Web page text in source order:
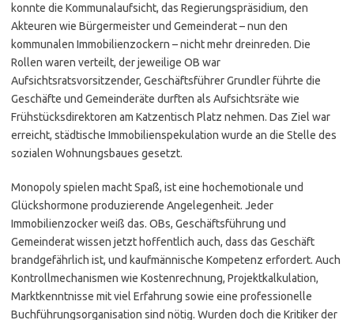
konnte die Kommunalaufsicht, das Regierungspräsidium, den
Akteuren wie Bürgermeister und Gemeinderat – nun den
kommunalen Immobilienzockern – nicht mehr dreinreden. Die
Rollen waren verteilt, der jeweilige OB war
Aufsichtsratsvorsitzender, Geschäftsführer Grundler führte die
Geschäfte und Gemeinderäte durften als Aufsichtsräte wie
Frühstücksdirektoren am Katzentisch Platz nehmen. Das Ziel war
erreicht, städtische Immobilienspekulation wurde an die Stelle des
sozialen Wohnungsbaues gesetzt.
Monopoly spielen macht Spaß, ist eine hochemotionale und
Glückshormone produzierende Angelegenheit. Jeder
Immobilienzocker weiß das. OBs, Geschäftsführung und
Gemeinderat wissen jetzt hoffentlich auch, dass das Geschäft
brandgefährlich ist, und kaufmännische Kompetenz erfordert. Auch
Kontrollmechanismen wie Kostenrechnung, Projektkalkulation,
Marktkenntnisse mit viel Erfahrung sowie eine professionelle
Buchführungsorganisation sind nötig. Wurden doch die Kritiker der